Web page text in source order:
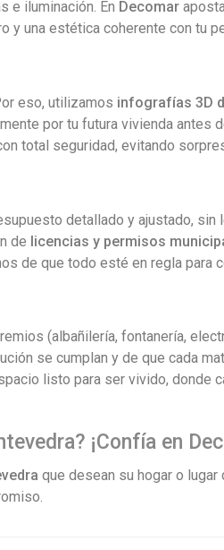
e iluminación. En Decomar
y una estética coherente con tu
eso, utilizamos infografías 3D
por tu futura vivienda antes
total seguridad, evitando
detallado y ajustado, sin
de licencias y permisos
de que todo esté en regla para
(albañilería, fontanería,
se cumplan y de que cada
listo para ser vivido, donde
¡Confía en
que desean su hogar o lugar